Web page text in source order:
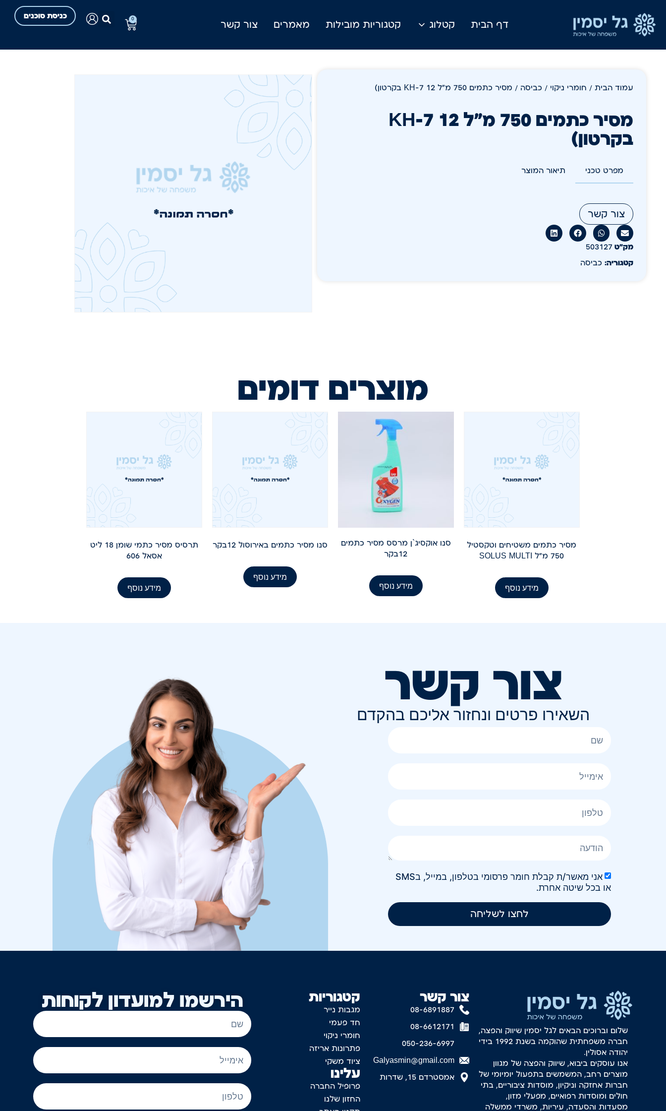
דף הבית קטלוג קטגוריות מובילות מאמרים צור קשר
כניסת סוכנים 0
עמוד הבית / חומרי ניקוי / כביסה / מסיר כתמים 750 מ"ל KH-7 ׁ12 בקרטון)
מסיר כתמים 750 מ"ל KH-7 ׁ12
בקרטון)
מפרט טכני תיאור המוצר
צור קשר
מק״ט 503127
קטגוריה: כביסה
מוצרים דומים
מסיר כתמים משטיחים וטקסטיל
750 מ"ל SOLUS MULTI
מידע נוסף
סנו אוקסיג`ן מרסס מסיר כתמים
12בקר
מידע נוסף
סנו מסיר כתמים באירוסול 12בקר
מידע נוסף
תרסיס מסיר כתמי שומן 18 ליט
אסאל 606
מידע נוסף
צור קשר
השאירו פרטים ונחזור אליכם בהקדם
אני מאשר/ת קבלת חומר פרסומי בטלפון, במייל, בSMS
או בכל שיטה אחרת.
לחצו לשליחה
הירשמו למועדון לקוחות קטגוריות
מגבות נייר
חד פעמי
חומרי ניקוי
פתרונות אריזה
ציוד משקי
עלינו
פרופיל החברה
החזון שלנו
צור קשר
08-6891887
08-6612171
050-236-6997
Galyasmin@gmail.com
אמסטרדם 15, שדרות
שלום וברוכים הבאים לגל יסמין שיווק והפצה,
חברה משפחתית שהוקמה בשנת 1992 בידי
יהודה אסולין.
אנו עוסקים ביבוא, שיווק והפצה של מגוון
מוצרים רחב, המשמשים בתפעול יומיומי של
חברות אחזקה וניקיון, מוסדות ציבוריים, בתי
חולים ומוסדות רפואיים, מפעלי מזון,
מסעדות והסעדה, עיריות, משרדי ממשלה